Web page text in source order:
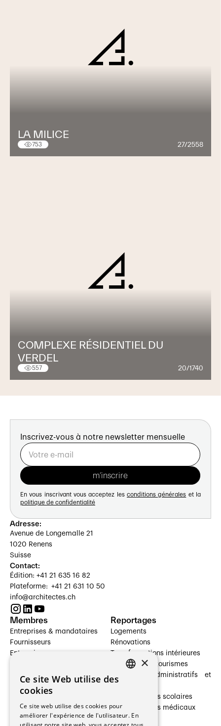
LA MILICE
753 27/2558
COMPLEXE RÉSIDENTIEL DU
VERDEL
557 20/1740
Inscrivez-vous à notre newsletter mensuelle
En vous inscrivant vous acceptez les conditions générales et la
politique de confidentialité
Adresse:
Avenue de Longemalle 21
1020 Renens
Suisse
Contact:
Édition: +41 21 635 16 82
Plateforme: +41 21 631 10 50
info@architectes.ch
Membres
Entreprises & mandataires
Fournisseurs
Entreprises
Architectes paysagistes
Architectes d'intérieur
Entreprises générales
Ingénieurs et mandataires
Reportages
Logements
Rénovations
Transformations intérieures
Hôtelleries et tourismes
Bâtiments administratifs et
Établissements scolaires
Établissements médicaux
Villas
×
Ce site Web utilise des
cookies
Ce site web utilise des cookies pour
améliorer l'expérience de l'utilisateur. En